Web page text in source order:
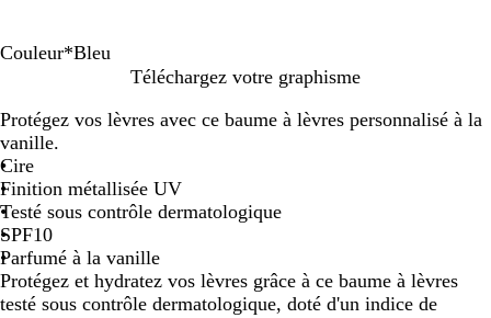
Couleur*Bleu
r
é
e
u
a
m
p
a
g
n
e
g
e
n
t
é
b
r
i
l
Téléchargez votre graphisme
Protégez vos lèvres avec ce baume à lèvres personnalisé à la
vanille.
Cire
Finition métallisée UV
Testé sous contrôle dermatologique
SPF10
Parfumé à la vanille
Protégez et hydratez vos lèvres grâce à ce baume à lèvres
testé sous contrôle dermatologique, doté d'un indice de